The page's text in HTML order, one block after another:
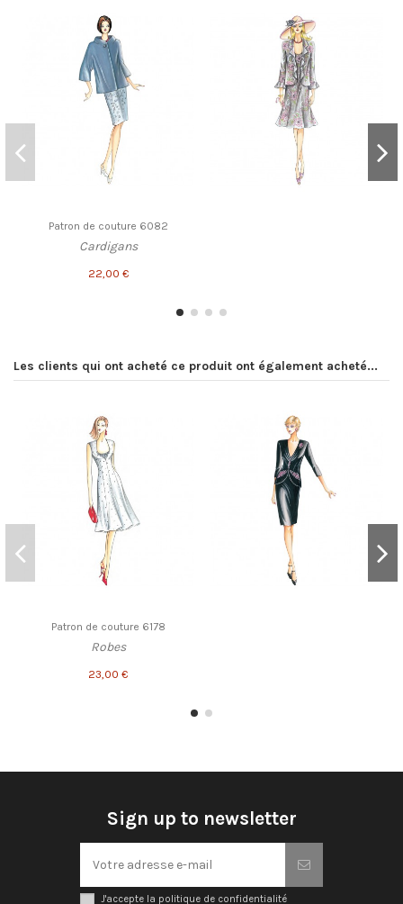
Patron de couture 6082
Cardigans
22,00 €
Les clients qui ont acheté ce produit ont également acheté...
Patron de couture 6178
Robes
23,00 €
Sign up to newsletter
J'accepte la politique de confidentialité